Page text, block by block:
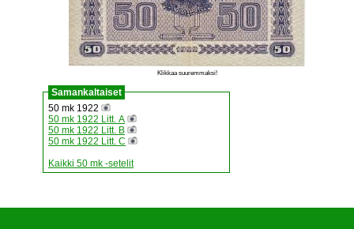
Klikkaa suuremmaksi!
Samankaltaiset
50 mk 1922
50 mk 1922 Litt. A
50 mk 1922 Litt. B
50 mk 1922 Litt. C
Kaikki 50 mk -setelit